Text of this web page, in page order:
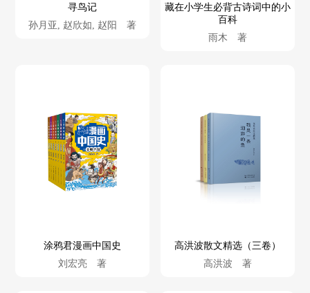
寻鸟记
孙月亚, 赵欣如, 赵阳 著
藏在小学生必背古诗词中的小
百科
雨木 著
涂鸦君漫画中国史
刘宏亮 著
高洪波散文精选（三卷）
高洪波 著